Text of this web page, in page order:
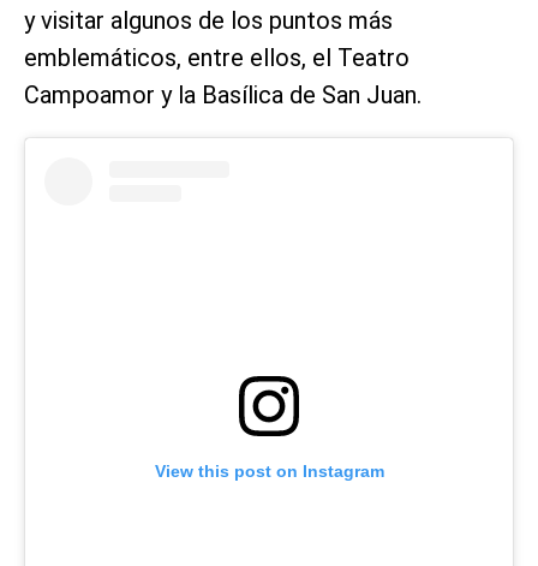
y visitar algunos de los puntos más
emblemáticos, entre ellos, el Teatro
Campoamor y la Basílica de San Juan.
View this post on Instagram